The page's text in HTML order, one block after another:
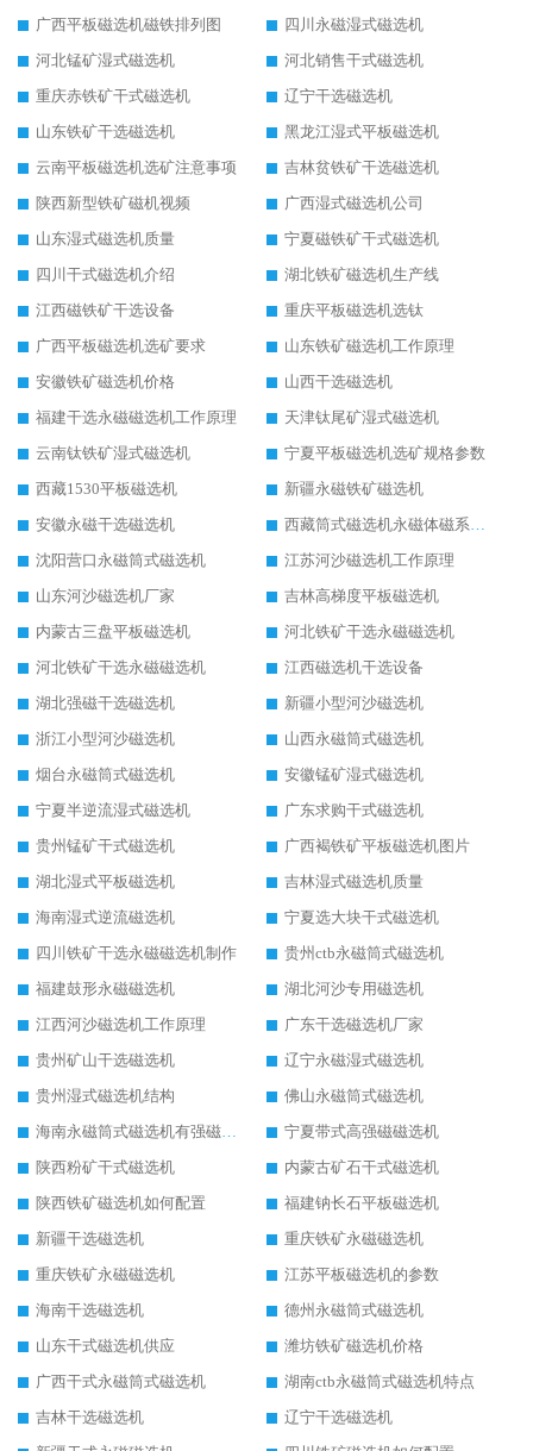
广西平板磁选机磁铁排列图
四川永磁湿式磁选机
河北锰矿湿式磁选机
河北销售干式磁选机
重庆赤铁矿干式磁选机
辽宁干选磁选机
山东铁矿干选磁选机
黑龙江湿式平板磁选机
云南平板磁选机选矿注意事项
吉林贫铁矿干选磁选机
陕西新型铁矿磁机视频
广西湿式磁选机公司
山东湿式磁选机质量
宁夏磁铁矿干式磁选机
四川干式磁选机介绍
湖北铁矿磁选机生产线
江西磁铁矿干选设备
重庆平板磁选机选钛
广西平板磁选机选矿要求
山东铁矿磁选机工作原理
安徽铁矿磁选机价格
山西干选磁选机
福建干选永磁磁选机工作原理
天津钛尾矿湿式磁选机
云南钛铁矿湿式磁选机
宁夏平板磁选机选矿规格参数
西藏1530平板磁选机
新疆永磁铁矿磁选机
安徽永磁干选磁选机
西藏筒式磁选机永磁体磁系设计
沈阳营口永磁筒式磁选机
江苏河沙磁选机工作原理
山东河沙磁选机厂家
吉林高梯度平板磁选机
内蒙古三盘平板磁选机
河北铁矿干选永磁磁选机
河北铁矿干选永磁磁选机
江西磁选机干选设备
湖北强磁干选磁选机
新疆小型河沙磁选机
浙江小型河沙磁选机
山西永磁筒式磁选机
烟台永磁筒式磁选机
安徽锰矿湿式磁选机
宁夏半逆流湿式磁选机
广东求购干式磁选机
贵州锰矿干式磁选机
广西褐铁矿平板磁选机图片
湖北湿式平板磁选机
吉林湿式磁选机质量
海南湿式逆流磁选机
宁夏选大块干式磁选机
四川铁矿干选永磁磁选机制作
贵州ctb永磁筒式磁选机
福建鼓形永磁磁选机
湖北河沙专用磁选机
江西河沙磁选机工作原理
广东干选磁选机厂家
贵州矿山干选磁选机
辽宁永磁湿式磁选机
贵州湿式磁选机结构
佛山永磁筒式磁选机
海南永磁筒式磁选机有强磁的吗
宁夏带式高强磁磁选机
陕西粉矿干式磁选机
内蒙古矿石干式磁选机
陕西铁矿磁选机如何配置
福建钠长石平板磁选机
新疆干选磁选机
重庆铁矿永磁磁选机
重庆铁矿永磁磁选机
江苏平板磁选机的参数
海南干选磁选机
德州永磁筒式磁选机
山东干式磁选机供应
潍坊铁矿磁选机价格
广西干式永磁筒式磁选机
湖南ctb永磁筒式磁选机特点
吉林干选磁选机
辽宁干选磁选机